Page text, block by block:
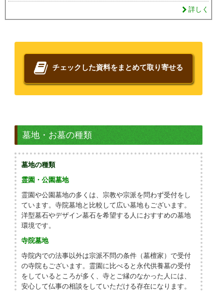
詳しく
チェックした資料をまとめて取り寄せる
墓地・お墓の種類
墓地の種類
霊園・公園墓地
霊園や公園墓地の多くは、宗教や宗派を問わず受付をし
ています。寺院墓地と比較して広い墓地もございます。
洋型墓石やデザイン墓石を希望する人におすすめの墓地
環境です。
寺院墓地
寺院内での法事以外は宗派不問の条件（墓檀家）で受付
の寺院もございます。霊園に比べると永代供養墓の受付
をしているところが多く、寺とご縁のなかった人には、
安心して仏事の相談をしていただける存在になります。